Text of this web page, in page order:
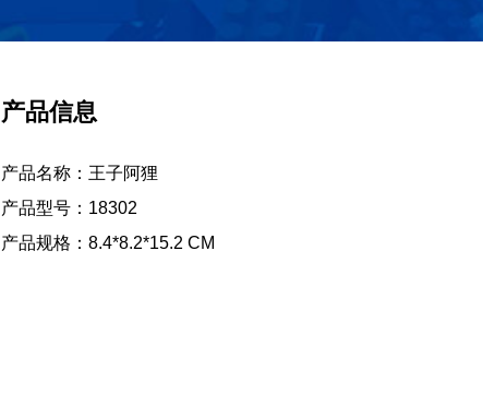
产品信息
产品名称：王子阿狸
产品型号：18302
产品规格：8.4*8.2*15.2 CM